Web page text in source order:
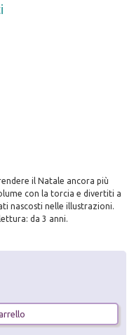
il Natale ancora più
con la torcia e divertiti a
nascosti nelle illustrazioni.
da 3 anni.